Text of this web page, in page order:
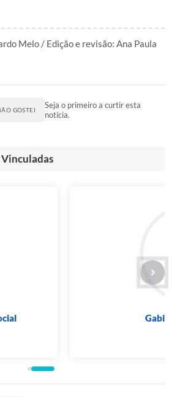
Melo / Edição e revisão: Ana Paula
GOSTEI
Seja o primeiro a curtir esta
notícia.
do Prefeito